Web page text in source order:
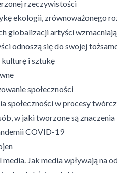
rzeczywistości
ekologii, zrównoważonego
globalizacji artyści
odnoszą się do swojej
i sztukę
społeczności
społeczności w procesy
w jaki tworzone są
COVID-19
Jak media wpływają na